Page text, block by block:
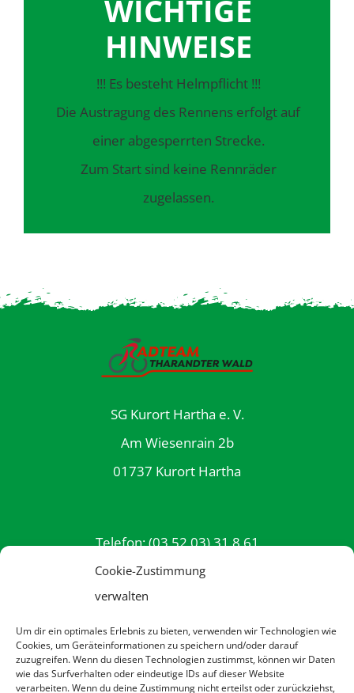
Cookie-Zustimmung
verwalten
Um dir ein optimales Erlebnis zu bieten, verwenden wir Technologien wie
Cookies, um Geräteinformationen zu speichern und/oder darauf
zuzugreifen. Wenn du diesen Technologien zustimmst, können wir Daten
wie das Surfverhalten oder eindeutige IDs auf dieser Website
verarbeiten. Wenn du deine Zustimmung nicht erteilst oder zurückziehst,
WICHTIGE
HINWEISE
!!! Es besteht Helmpflicht !!!
Die Austragung des Rennens erfolgt auf
einer abgesperrten Strecke.
Zum Start sind keine Rennräder
zugelassen.
SG Kurort Hartha e. V.
Am Wiesenrain 2b
01737 Kurort Hartha
Telefon: (03 52 03) 31 8 61
E-Mail: info@rttw.de
Datenschutzerklärung
Impressum